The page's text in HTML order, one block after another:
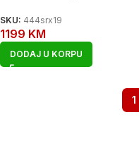
SKU: 444srx19
1199 KM
DODAJ U KORPU
1